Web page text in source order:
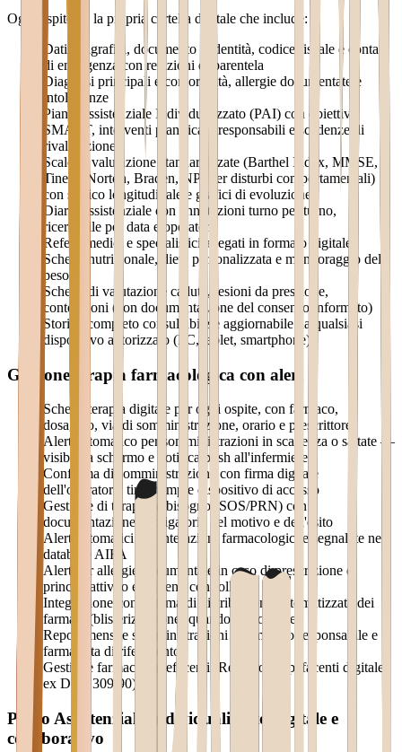
Ogni ospite ha la propria cartella digitale che include:
Dati anagrafici, documento d'identità, codice fiscale e contatti
di emergenza con relazioni di parentela
Diagnosi principali e comorbilità, allergie documentate e
intolleranze
Piano Assistenziale Individualizzato (PAI) con obiettivi
SMART, interventi pianificati, responsabili e scadenze di
rivalutazione
Scale di valutazione standardizzate (Barthel Index, MMSE,
Tinetti, Norton, Braden, NPI per disturbi comportamentali)
con storico longitudinale e grafici di evoluzione
Diario assistenziale con annotazioni turno per turno,
ricercabile per data e operatore
Referti medici e specialistici allegati in formato digitale
Scheda nutrizionale, dieta personalizzata e monitoraggio del
peso
Schede di valutazione cadute, lesioni da pressione,
contenzioni (con documentazione del consenso informato)
Storico completo consultabile e aggiornabile da qualsiasi
dispositivo autorizzato (PC, tablet, smartphone)
Gestione terapia farmacologica con alert
Scheda terapia digitale per ogni ospite, con farmaco,
dosaggio, via di somministrazione, orario e prescrittore
Alert automatico per somministrazioni in scadenza o saltate —
visibile a schermo e notifica push all'infermiere
Conferma di somministrazione con firma digitale
dell'operatore, timestamp e dispositivo di accesso
Gestione di terapie al bisogno (SOS/PRN) con
documentazione obbligatoria del motivo e dell'esito
Alert automatici per interazioni farmacologiche segnalate nel
database AIFA
Alert per allergie documentate in caso di prescrizione di
principi attivi o eccipienti controllo
Integrazione con sistema di distribuzione automatizzata dei
farmaci (blisterizzazione) quando disponibile
Report mensile somministrazioni per medico responsabile e
farmacista di riferimento
Gestione farmaci stupefacenti (Registro Stupefacenti digitale
ex DPR 309/90)
Piano Assistenziale Individualizzato digitale e
collaborativo